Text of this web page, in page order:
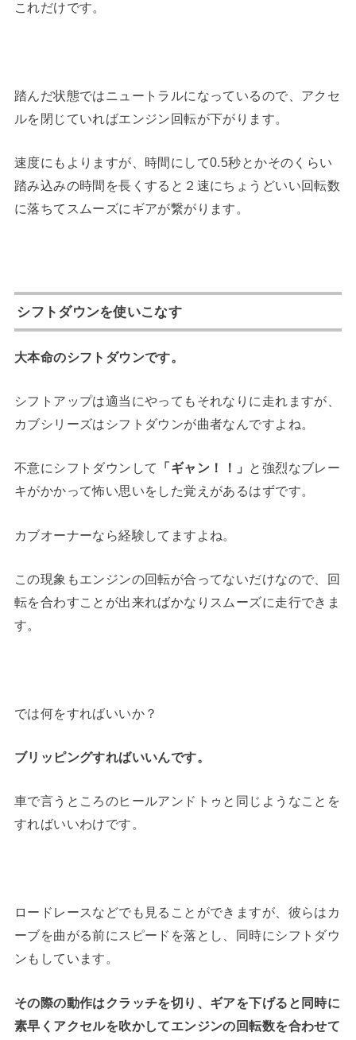
これだけです。
踏んだ状態ではニュートラルになっているので、アクセ
ルを閉じていればエンジン回転が下がります。
速度にもよりますが、時間にして0.5秒とかそのくらい
踏み込みの時間を長くすると２速にちょうどいい回転数
に落ちてスムーズにギアが繋がります。
シフトダウンを使いこなす
大本命のシフトダウンです。
シフトアップは適当にやってもそれなりに走れますが、
カブシリーズはシフトダウンが曲者なんですよね。
不意にシフトダウンして 「ギャン！！」 と強烈なブレー
キがかかって怖い思いをした覚えがあるはずです。
カブオーナーなら経験してますよね。
この現象もエンジンの回転が合ってないだけなので、回
転を合わすことが出来ればかなりスムーズに走行できま
す。
では何をすればいいか？
ブリッピングすればいいんです。
車で言うところのヒールアンドトゥと同じようなことを
すればいいわけです。
ロードレースなどでも見ることができますが、彼らはカ
ーブを曲がる前にスピードを落とし、同時にシフトダウ
ンもしています。
その際の動作はクラッチを切り、ギアを下げると同時に
素早くアクセルを吹かしてエンジンの回転数を合わせて